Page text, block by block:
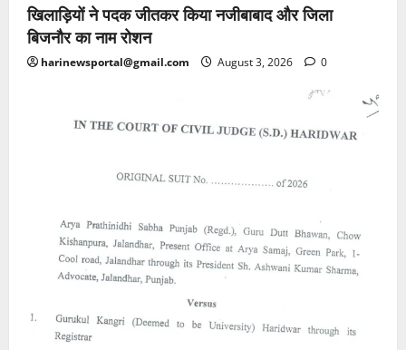
खिलाड़ियों ने पदक जीतकर किया नजीबाबाद और जिला
बिजनौर का नाम रोशन
harinewsportal@gmail.com August 3, 2026 0